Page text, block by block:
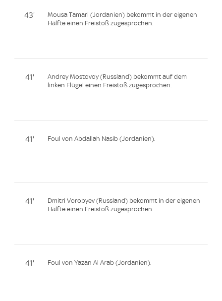
43'
Mousa Tamari (Jordanien) bekommt in der eigenen
Hälfte einen Freistoß zugesprochen.
41'
Andrey Mostovoy (Russland) bekommt auf dem
linken Flügel einen Freistoß zugesprochen.
41' Foul von Abdallah Nasib (Jordanien).
41'
Dmitri Vorobyev (Russland) bekommt in der eigenen
Hälfte einen Freistoß zugesprochen.
41' Foul von Yazan Al Arab (Jordanien).